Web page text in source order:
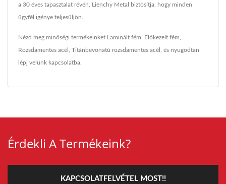
a 30 éves tapasztalat révén, Lienchy Metal biztosítja, hogy minden
ügyfél igénye teljesüljön.
Nézd meg minőségi termékeinket Laminált fém Előkezelt fém
Rozsdamentes acél Titánbevonatú rozsdamentes acél , és nyugodtan
lépj velünk kapcsolatba
Érdekli A Termékeink?
KAPCSOLATFELVÉTEL MOST!!